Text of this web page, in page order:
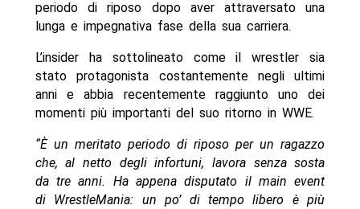
periodo di riposo dopo aver attraversato una
lunga e impegnativa fase della sua carriera.
L’insider ha sottolineato come il wrestler sia
stato protagonista costantemente negli ultimi
anni e abbia recentemente raggiunto uno dei
momenti più importanti del suo ritorno in WWE.
“È un meritato periodo di riposo per un ragazzo
che, al netto degli infortuni, lavora senza sosta
da tre anni. Ha appena disputato il main event
di WrestleMania: un po’ di tempo libero è più